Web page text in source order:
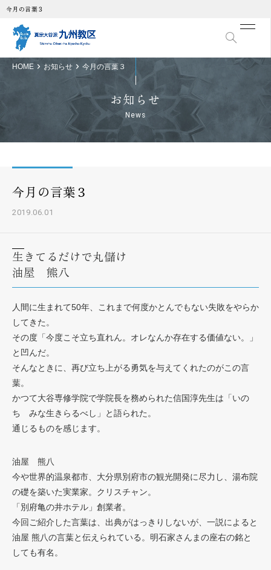
今月の言葉３
HOME お知らせ 今月の言葉３
お知らせ
News
今月の言葉３
2019.06.01
生きてるだけで丸儲け
油屋 熊八
人間に生まれて50年、これまで何度かとんでもない失敗をやらか
してきた。
その度「今度こそ立ち直れん。オレなんか存在する価値ない。」
と凹んだ。
そんなときに、再び立ち上がる勇気を与えてくれたのがこの言
葉。
かつて大谷専修学院で学院長を務められた信国淳先生は「いの
ち みな生きらるべし」と語られた。
通じるものを感じます。
油屋 熊八
今や世界的温泉都市、大分県別府市の観光開発に尽力し、湯布院
の礎を築いた実業家。クリスチャン。
「別府亀の井ホテル」創業者。
今回ご紹介した言葉は、出典がはっきりしないが、一説によると
油屋 熊八の言葉と伝えられている。明石家さんまの座右の銘と
しても有名。